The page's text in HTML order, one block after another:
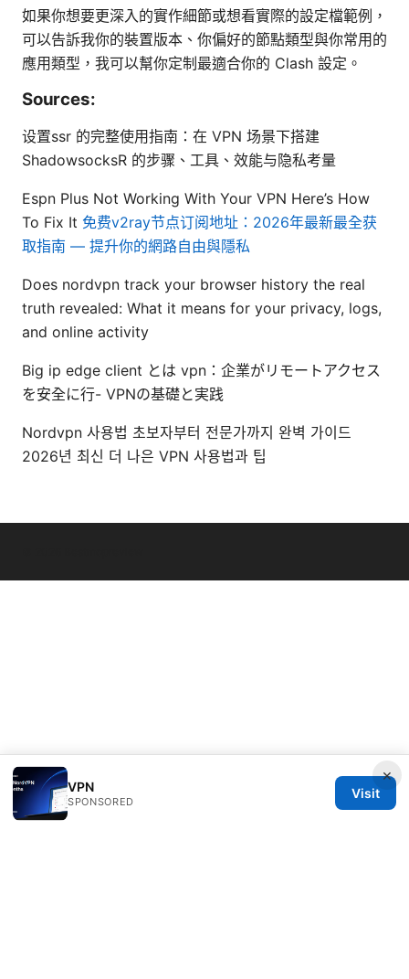
如果你想要更深入的實作細節或想看實際的設定檔範例，
可以告訴我你的裝置版本、你偏好的節點類型與你常用的
應用類型，我可以幫你定制最適合你的 Clash 設定。
Sources:
设置ssr 的完整使用指南：在 VPN 场景下搭建
ShadowsocksR 的步骤、工具、效能与隐私考量
Espn Plus Not Working With Your VPN Here’s How
To Fix It 免费v2ray节点订阅地址：2026年最新最全获
取指南 — 提升你的網路自由與隱私
Does nordvpn track your browser history the real
truth revealed: What it means for your privacy, logs,
and online activity
Big ip edge client とは vpn：企業がリモートアクセス
を安全に行- VPNの基礎と実践
Nordvpn 사용법 초보자부터 전문가까지 완벽 가이드
2026년 최신 더 나은 VPN 사용법과 팁
×
VPN
SPONSORED
Visit